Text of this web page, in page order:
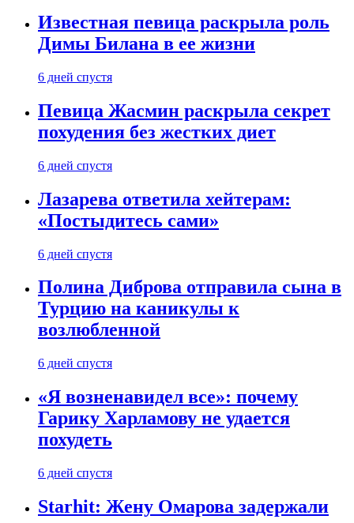
Известная певица раскрыла роль
Димы Билана в ее жизни
6 дней спустя
Певица Жасмин раскрыла секрет
похудения без жестких диет
6 дней спустя
Лазарева ответила хейтерам:
«Постыдитесь сами»
6 дней спустя
Полина Диброва отправила сына в
Турцию на каникулы к
возлюбленной
6 дней спустя
«Я возненавидел все»: почему
Гарику Харламову не удается
похудеть
6 дней спустя
Starhit: Жену Омарова задержали